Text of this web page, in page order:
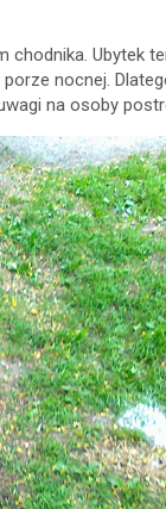
chodnika. Ubytek
nocnej.
na osoby